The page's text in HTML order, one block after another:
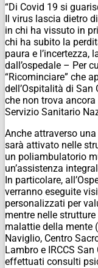
“Di Covid 19 si
Il virus lascia dietro
in chi ha vissuto in
chi ha subito la
paura e l’incertezza,
dall’ospedale – Per
“Ricominciare” che
dell’Ospitalità di
che non trova
Servizio Sanitario
Anche attraverso
sarà attivato nelle
un poliambulatorio
un’assistenza
In particolare,
verranno eseguite
personalizzati per
mentre nelle
malattie della mente
Naviglio, Centro
Lambro e IRCCS
effettuati consulti